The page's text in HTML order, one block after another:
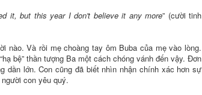
it, but this year I don't believe it any more” (cười tinh
nào. Và rồi mẹ choàng tay ôm Buba của mẹ vào lòng.
bệ” thần tượng Ba một cách chóng vánh đến vậy. Đơn
dần lớn. Con cũng đã biết nhìn nhận chính xác hơn sự
con yêu quý.